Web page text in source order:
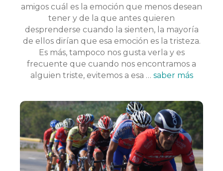
amigos cuál es la emoción que menos desean
tener y de la que antes quieren
desprenderse cuando la sienten, la mayoría
de ellos dirían que esa emoción es la tristeza.
Es más, tampoco nos gusta verla y es
frecuente que cuando nos encontramos a
alguien triste, evitemos a esa … saber más